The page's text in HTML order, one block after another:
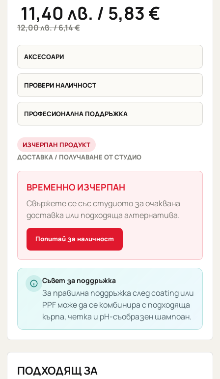
12,00лв./ 6,14 €
11,40 лв. / 5,83 €
АКСЕСОАРИ
ПРОВЕРИ НАЛИЧНОСТ
ПРОФЕСИОНАЛНА ПОДДРЪЖКА
ИЗЧЕРПАН ПРОДУКТ
ДОСТАВКА / ПОЛУЧАВАНЕ ОТ СТУДИО
ВРЕМЕННО ИЗЧЕРПАН
Свържете се със студиото за очаквана
доставка или подходяща алтернатива.
Попитай за наличност
Съвет за поддръжка
За правилна поддръжка след coating или
PPF може да се комбинира с подходяща
кърпа, четка и pH-съобразен шампоан.
ПОДХОДЯЩ ЗА